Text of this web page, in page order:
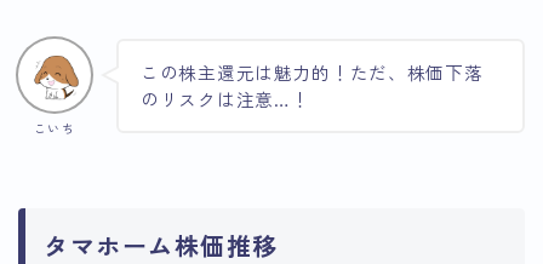
こいち
この株主還元は魅力的！ただ、株価下落
のリスクは注意…！
タマホーム株価推移